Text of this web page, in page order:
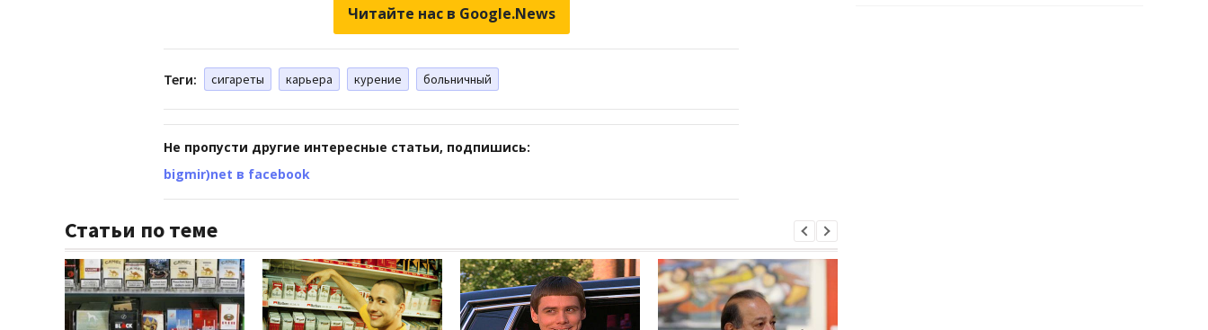
Читайте нас в Google.News
Теги: сигареты карьера курение больничный
Не пропусти другие интересные статьи, подпишись:
bigmir)net в facebook
Статьи по теме